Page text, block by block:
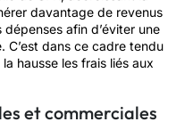
davantage de revenus
afin d’éviter une
C’est dans ce cadre tendu
hausse les frais liés aux
et commerciales